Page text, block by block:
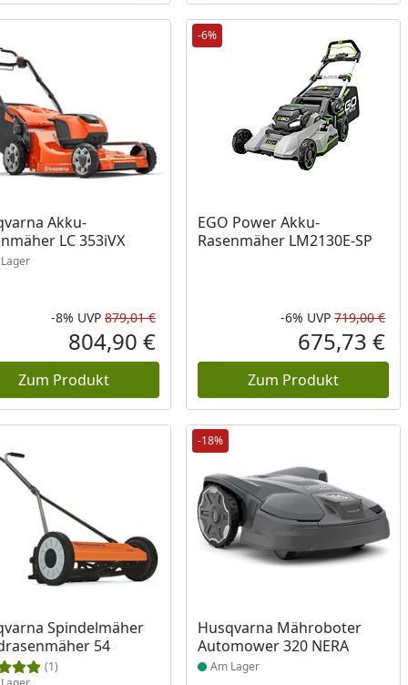
Preis
Akku-
LC 353iVX
am Lager
Rabatt in Prozent
-8%
Ursprünglicher Preis
UVP 879,01 €
Aktueller Preis
804,90 €
Zum Produkt
-6%
EGO Power Akku-
Rasenmäher LM2130E-SP
-6% UVP 719,00 €
675,73 €
Zum Produkt
Spindelmäher
54
(1)
am Lager
-18%
Husqvarna Mähroboter
Automower 320 NERA
Produkt am Lager
Am Lager